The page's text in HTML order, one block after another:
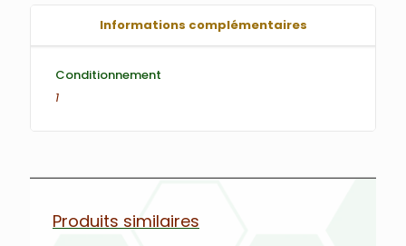
Informations complémentaires
Conditionnement
1
Produits similaires